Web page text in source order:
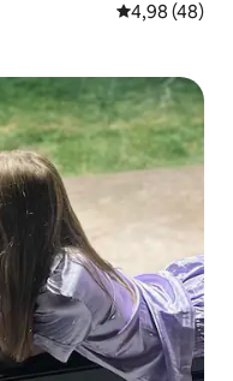
Évaluation
4,98 (48)